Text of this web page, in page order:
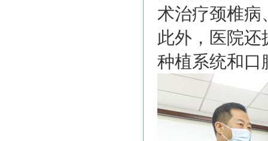
术治疗颈椎病
此外，医院
种植系统和口